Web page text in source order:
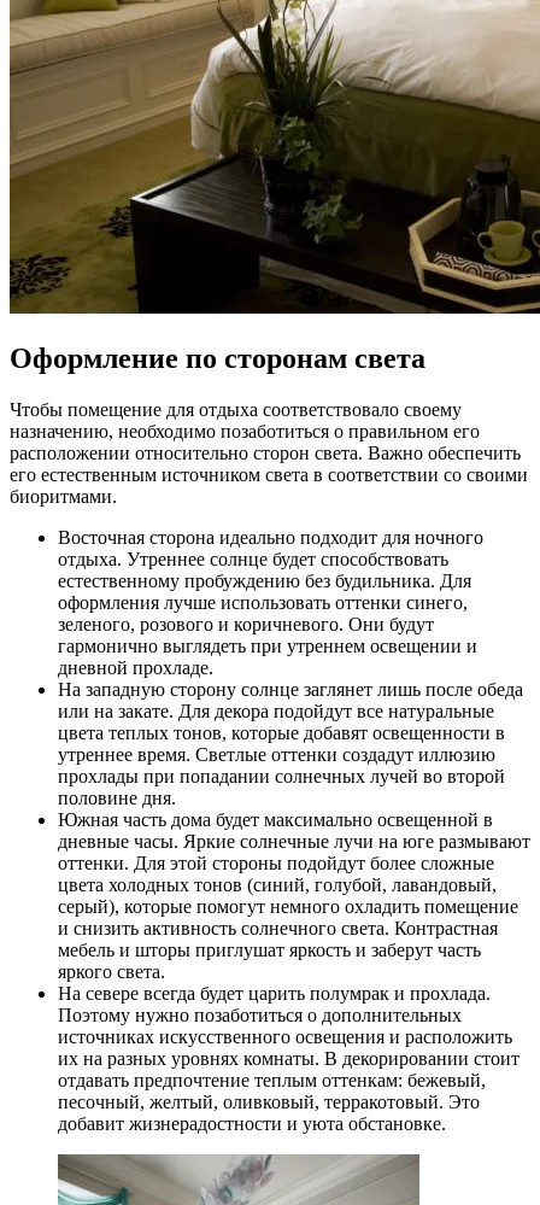
Оформление по сторонам света
Чтобы помещение для отдыха соответствовало своему
назначению, необходимо позаботиться о правильном его
расположении относительно сторон света. Важно обеспечить
его естественным источником света в соответствии со своими
биоритмами.
Восточная сторона идеально подходит для ночного
отдыха. Утреннее солнце будет способствовать
естественному пробуждению без будильника. Для
оформления лучше использовать оттенки синего,
зеленого, розового и коричневого. Они будут
гармонично выглядеть при утреннем освещении и
дневной прохладе.
На западную сторону солнце заглянет лишь после обеда
или на закате. Для декора подойдут все натуральные
цвета теплых тонов, которые добавят освещенности в
утреннее время. Светлые оттенки создадут иллюзию
прохлады при попадании солнечных лучей во второй
половине дня.
Южная часть дома будет максимально освещенной в
дневные часы. Яркие солнечные лучи на юге размывают
оттенки. Для этой стороны подойдут более сложные
цвета холодных тонов (синий, голубой, лавандовый,
серый), которые помогут немного охладить помещение
и снизить активность солнечного света. Контрастная
мебель и шторы приглушат яркость и заберут часть
яркого света.
На севере всегда будет царить полумрак и прохлада.
Поэтому нужно позаботиться о дополнительных
источниках искусственного освещения и расположить
их на разных уровнях комнаты. В декорировании стоит
отдавать предпочтение теплым оттенкам: бежевый,
песочный, желтый, оливковый, терракотовый. Это
добавит жизнерадостности и уюта обстановке.